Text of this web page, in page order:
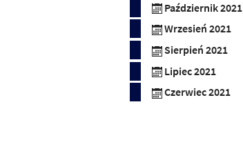
Październik 2021
Wrzesień 2021
Sierpień 2021
Lipiec 2021
Czerwiec 2021